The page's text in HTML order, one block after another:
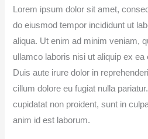
Lorem ipsum dolor sit amet,
do eiusmod tempor incididunt ut
aliqua. Ut enim ad minim veniam,
ullamco laboris nisi ut aliquip ex
Duis aute irure dolor in
cillum dolore eu fugiat nulla
cupidatat non proident, sunt in
anim id est laborum.